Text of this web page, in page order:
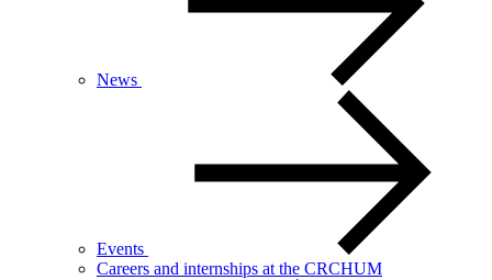
News
Events
Careers and internships at the CRCHUM